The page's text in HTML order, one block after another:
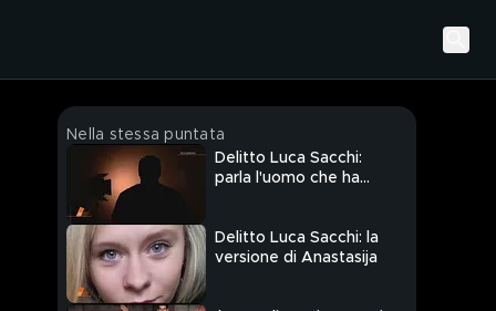
Nella stessa puntata
Delitto Luca Sacchi:
parla l'uomo che ha
Delitto Luca Sacchi: la
versione di Anastasija